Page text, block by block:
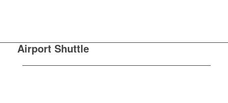
Airport Shuttle